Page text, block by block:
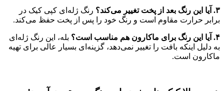
۳. آیا این رنگ بعد از پخت تغییر می‌کند؟
رنگ ژله‌ای کپی کیک در
برابر حرارت مقاوم است و رنگ خود را پس از پخت حفظ می‌کند.
۴. آیا این رنگ برای ماکارون هم مناسب است؟
بله، این رنگ ژله‌ای
به دلیل اینکه بافت را تغییر نمی‌دهد، گزینه‌ای بسیار عالی برای تهیه
ماکارون است.